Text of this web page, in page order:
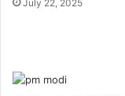
July 22, 2025